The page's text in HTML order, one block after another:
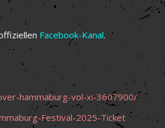
Facebook-Kanal.
hammaburg-vol-xi-3607900/
Festival-2025-Ticket